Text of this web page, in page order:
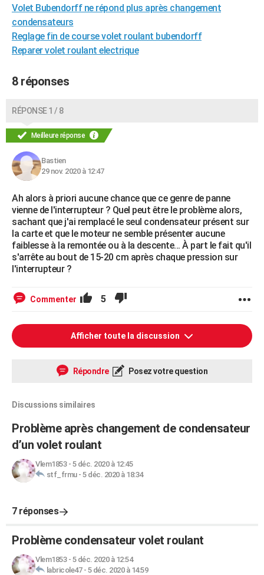
Volet Bubendorff ne répond plus après changement
condensateurs
Reglage fin de course volet roulant bubendorff
Reparer volet roulant electrique
8 réponses
RÉPONSE 1 / 8
Meilleure réponse
Bastien
29 nov. 2020 à 12:47
Ah alors à priori aucune chance que ce genre de panne
vienne de l'interrupteur ? Quel peut être le problème alors,
sachant que j'ai remplacé le seul condensateur présent sur
la carte et que le moteur ne semble présenter aucune
faiblesse à la remontée ou à la descente... À part le fait qu'il
s'arrête au bout de 15-20 cm après chaque pression sur
l'interrupteur ?
Commenter 5
Afficher toute la discussion
Répondre Posez votre question
Discussions similaires
Problème après changement de condensateur
d’un volet roulant
Vlem1853- 5 déc. 2020 à 12:45
stf_frmu- 5 déc. 2020 à 18:34
7 réponses
Problème condensateur volet roulant
Vlem1853- 5 déc. 2020 à 12:54
labricole47- 5 déc. 2020 à 14:59